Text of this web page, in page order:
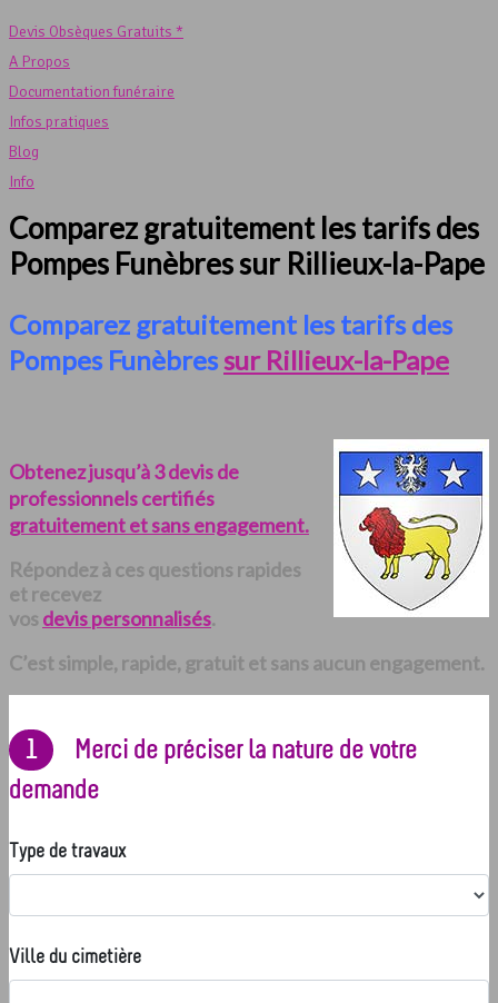
Devis Obsèques Gratuits *
A Propos
Documentation funéraire
Infos pratiques
Blog
Info
Comparez gratuitement les tarifs des
Pompes Funèbres sur Rillieux-la-Pape
Comparez gratuitement les tarifs des
Pompes Funèbres sur Rillieux-la-Pape
Obtenez jusqu’à 3 devis de
professionnels certifiés
gratuitement et sans engagement.
Répondez à ces questions rapides
et recevez
vos devis personnalisés.
C’est simple, rapide, gratuit et sans aucun engagement.